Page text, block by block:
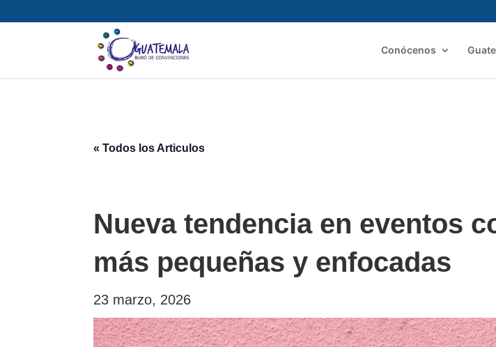
Conócenos
« Todos los Articulos
Nueva tendencia en eventos
más pequeñas y enfocadas
23 marzo, 2026